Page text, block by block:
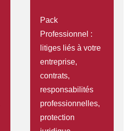
Pack
Professionnel :
litiges liés à votre
entreprise,
contrats,
responsabilités
professionnelles,
protection